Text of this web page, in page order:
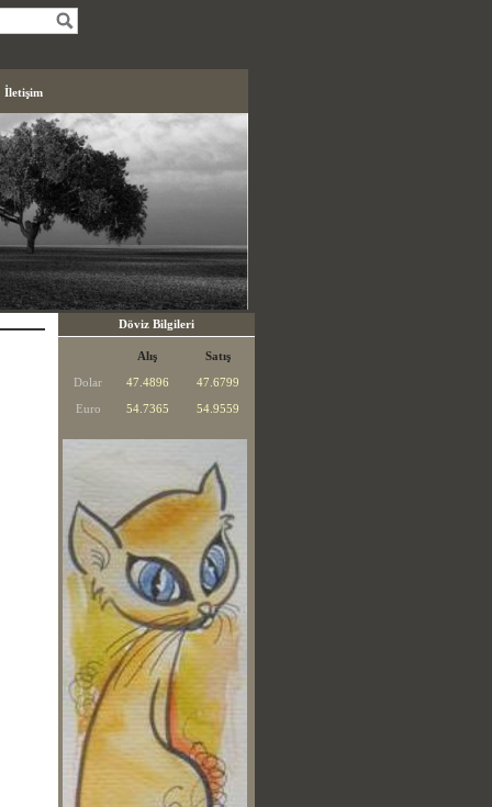
İletişim
Döviz Bilgileri
Alış
Satış
Dolar
47.4896
47.6799
Euro
54.7365 54.9559